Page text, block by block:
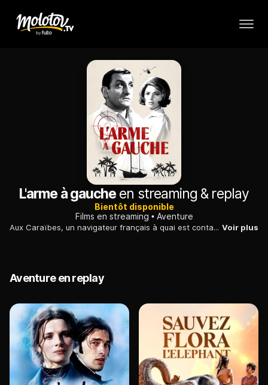
L'arme à gauche en streaming & replay
Bientôt disponible
Films en streaming
Aventure
Aux Caraïbes, un navigateur français à quai est contacté par un homme mystérieux qui lui demande d'acheter en son nom le yacht le "Dragoon"... Voir plus
Aventure en replay